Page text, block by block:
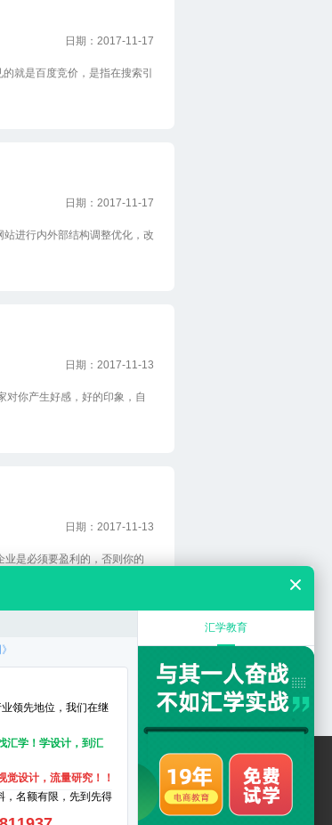
日期：2017-11-17
就是百度竞价，是指在搜索引
日期：2017-11-17
进行内外部结构调整优化，改
日期：2017-11-13
你产生好感，好的印象，自
日期：2017-11-13
必须要盈利的，否则你的
020-38108280